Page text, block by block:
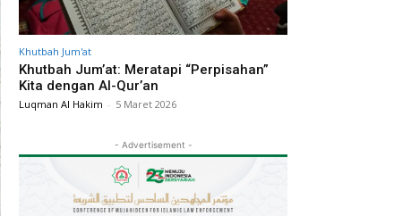
Khutbah Jum'at
Khutbah Jum’at: Meratapi “Perpisahan”
Kita dengan Al-Qur’an
Luqman Al Hakim - 5 Maret 2026
- Advertisement -